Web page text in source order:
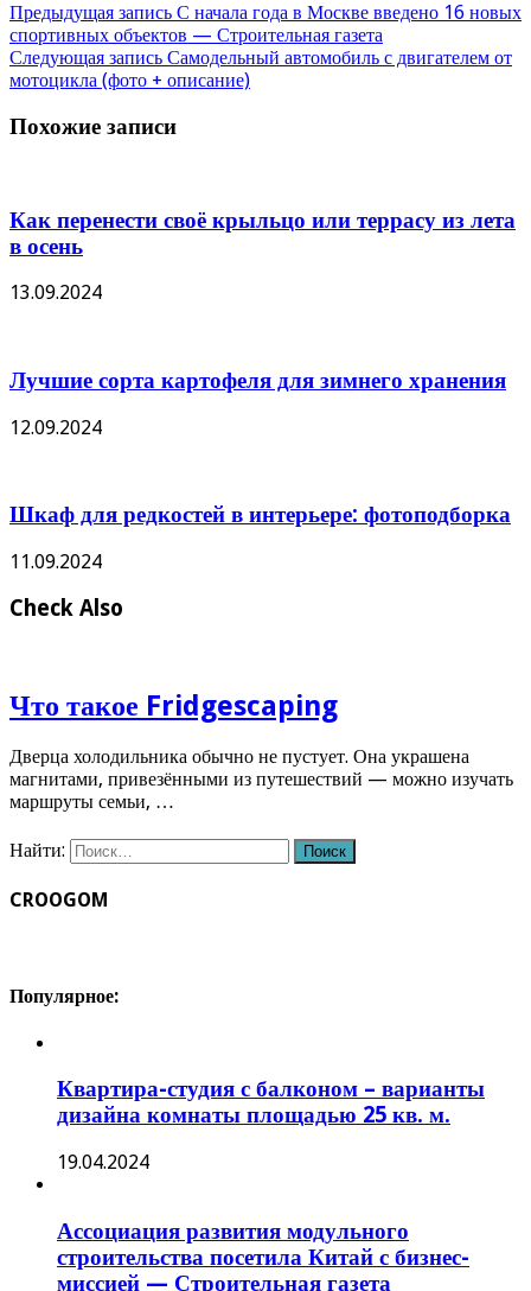
Предыдущая запись С начала года в Москве введено 16 новых
спортивных объектов — Строительная газета
Следующая запись Самодельный автомобиль с двигателем от
мотоцикла (фото + описание)
Похожие записи
Как перенести своё крыльцо или террасу из лета
в осень
13.09.2024
Лучшие сорта картофеля для зимнего хранения
12.09.2024
Шкаф для редкостей в интерьере: фотоподборка
11.09.2024
Check Also
Что такое Fridgescaping
Дверца холодильника обычно не пустует. Она украшена
магнитами, привезёнными из путешествий — можно изучать
маршруты семьи, …
Найти:
CROOGOM
Популярное:
Квартира-студия с балконом – варианты
дизайна комнаты площадью 25 кв. м.
19.04.2024
Ассоциация развития модульного
строительства посетила Китай с бизнес-
миссией — Строительная газета